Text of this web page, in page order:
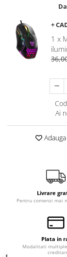
Surse PC
Carcase
Placi de baza
Ventilatoare
Placi de baza
PC All-in-One
Calculatoare All-
Componente All-
Monitoare
Monitoare NOI
Monitoare
Monitoare Renew
Monitoare
+
1 x
Ai
Adauga
Livrare
Pentru comenzi mai
Plata in
Modalitati